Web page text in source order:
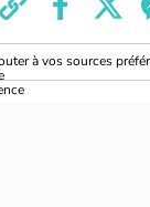
à vos sources